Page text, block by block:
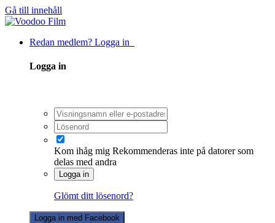
Gå till innehåll
Redan medlem? Logga in
Logga in
Kom ihåg mig Rekommenderas inte på datorer som
delas med andra
Logga in
Glömt ditt lösenord?
Logga in med Facebook